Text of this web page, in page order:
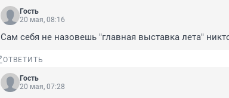
Гость
20 мая, 08:16
Сам себя не назовешь "главная выставка лета"
ОТВЕТИТЬ
Гость
20 мая, 07:28